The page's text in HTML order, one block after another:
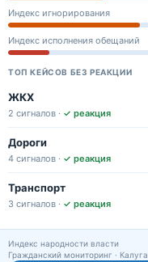
Индекс игнорирования
Индекс исполнения обещаний
ТОП КЕЙСОВ БЕЗ РЕАКЦИИ
ЖКХ
2 сигналов · ✓ реакция
Дороги
4 сигналов · ✓ реакция
Транспорт
3 сигналов · ✓ реакция
Индекс народности власти
Гражданский мониторинг · Калуга